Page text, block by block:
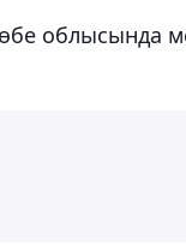
облысында